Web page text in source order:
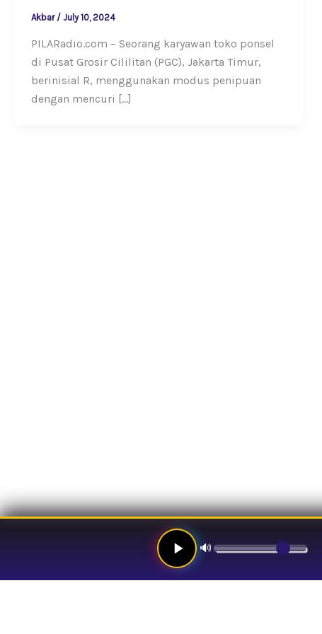
Akbar / July 10, 2024
PILARadio.com – Seorang karyawan toko ponsel
di Pusat Grosir Cililitan (PGC), Jakarta Timur,
berinisial R, menggunakan modus penipuan
dengan mencuri […]
🔊